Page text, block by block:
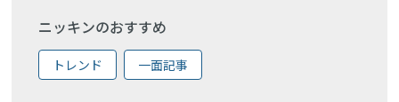
ニッキンのおすすめ
トレンド 一面記事